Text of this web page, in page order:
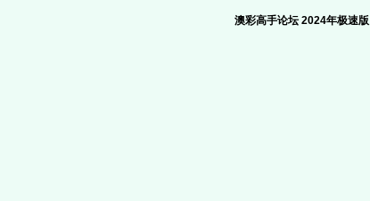
澳彩高手论坛 2024年极速版